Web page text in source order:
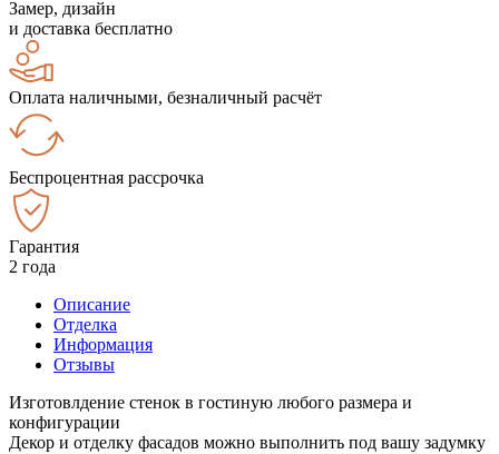
Замер, дизайн
и доставка бесплатно
Оплата наличными, безналичный расчёт
Беспроцентная рассрочка
Гарантия
2 года
Описание
Отделка
Информация
Отзывы
Изготовлдение стенок в гостиную любого размера и
конфигурации
Декор и отделку фасадов можно выполнить под вашу задумку